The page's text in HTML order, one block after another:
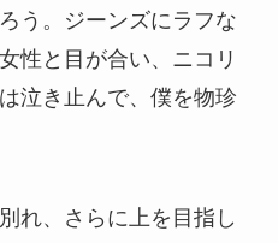
う。ジーンズにラフな
性と目が合い、ニコリ
泣き止んで、僕を物珍
れ、さらに上を目指し